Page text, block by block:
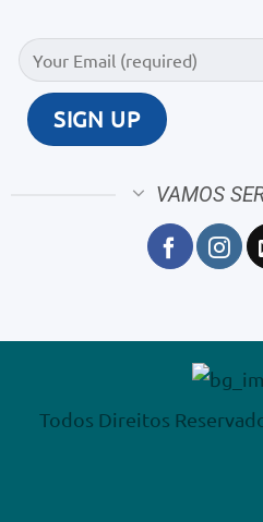
VAMOS
Todos Direitos